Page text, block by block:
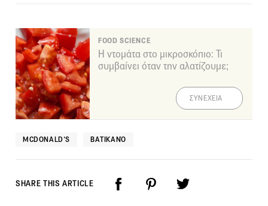
FOOD SCIENCE
Η ντομάτα στο μικροσκόπιο: Τι
συμβαίνει όταν την αλατίζουμε;
ΣΥΝΕΧΕΙΑ
MCDONALD'S ΒΑΤΙΚΑΝΌ
SHARE THIS ARTICLE